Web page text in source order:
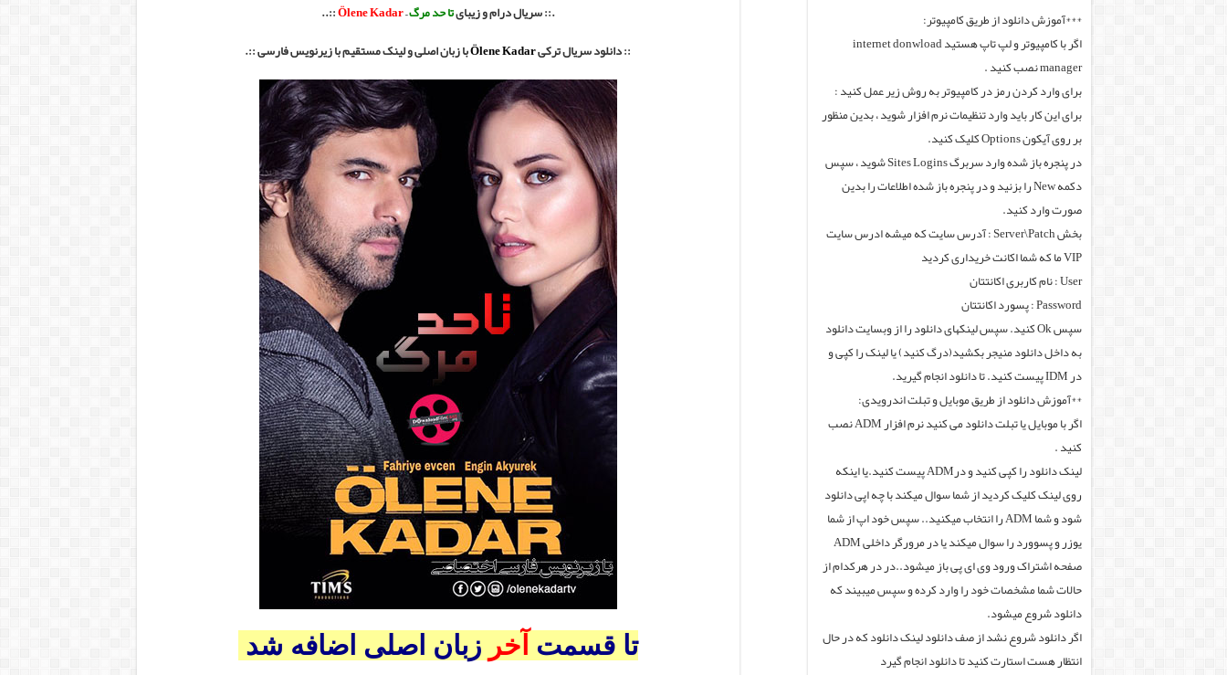
.:: سریال درام و زیبایتا حد مرگ–
Ölene Kadar
::.
.
:: دانلود سریال ترکیÖlene Kadarبازبان اصلی و لینک مستقیم با زیرنویس فارسی ::.
تا قسمت آخرزبان اصلی اضافه شد
***آموزش دانلود از طریق کامپیوتر:
اگر با کامپیوتر و لپ تاپ هستید internet donwload
manager نصب کنید .
برای وارد کردن رمز در کامپیوتر به روش زیر عمل کنید :
برای این کار باید وارد تنظیمات نرم افزار شوید ، بدین منظور
بر روی آیکون Options کلیک کنید.
در پنجره باز شده وارد سربرگ Sites Logins شوید ، سپس
دکمه New را بزنید و در پنجره باز شده اطلاعات را بدین
صورت وارد کنید.
بخش Server\Patch : آدرس سایت که میشه ادرس سایت
VIP ما که شما اکانت خریداری کردید
User : نام کاربری اکانتتان
Password : پسورد اکانتتان
سپس Ok کنید. سپس لینکهای دانلود را از وبسایت دانلود
به داخل دانلود منیجر بکشید(درگ کنید) یا لینک را کپی و
در IDM پیست کنید. تا دانلود انجام گیرید.
**آموزش دانلود از طریق موبایل و تبلت اندرویدی:
اگر با موبایل یا تبلت دانلود می کنید نرم افزار ADM نصب
کنید .
لینک دانلود را کپی کنید و درADM پیست کنید.یا اینکه
روی لینک کلیک کردید از شما سوال میکند با چه اپی دانلود
شود و شما ADM را انتخاب میکنید.. سپس خود اپ از شما
یوزر و پسوورد را سوال میکند یا در مرورگر داخلی ADM
صفحه اشتراک ورود وی ای پی باز میشود..در در هرکدام از
حالات شما مشخصات خود را وارد کرده و سپس میبیند که
دانلود شروع میشود.
اگر دانلود شروع نشد از صف دانلود لینک دانلود که در حال
انتظار هست استارت کنید تا دانلود انجام گیرد